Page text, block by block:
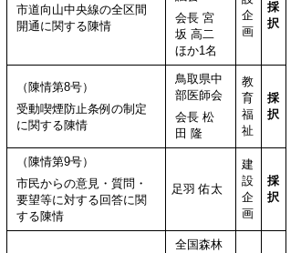
市道向山中央線の全区間
開通に関する陳情
会長 宮
坂 高二
ほか1名
企
画
採
択
（陳情第8号）
受動喫煙防止条例の制定
に関する陳情
鳥取県中
部医師会
会長 松
田 隆
教
育
福
祉
採
択
（陳情第9号）
市民からの意見・質問・
要望等に対する回答に関
する陳情
足羽 佑太
建
設
企
画
採
択
全国森林